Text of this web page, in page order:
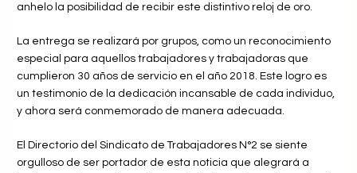
anhelo la posibilidad de recibir este distintivo reloj de oro.
La entrega se realizará por grupos, como un reconocimiento
especial para aquellos trabajadores y trabajadoras que
cumplieron 30 años de servicio en el año 2018. Este logro es
un testimonio de la dedicación incansable de cada individuo,
y ahora será conmemorado de manera adecuada.
El Directorio del Sindicato de Trabajadores N°2 se siente
orgulloso de ser portador de esta noticia que alegrará a